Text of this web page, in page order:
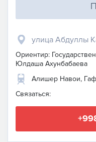
улица Абдуллы
Ориентир:
Юлдаша Ахунбабаева
Алишер Навои,
Связаться: